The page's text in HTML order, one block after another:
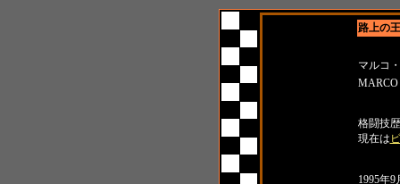
路上の王
マルコ
MARCO
格闘技
現在は
1995年9